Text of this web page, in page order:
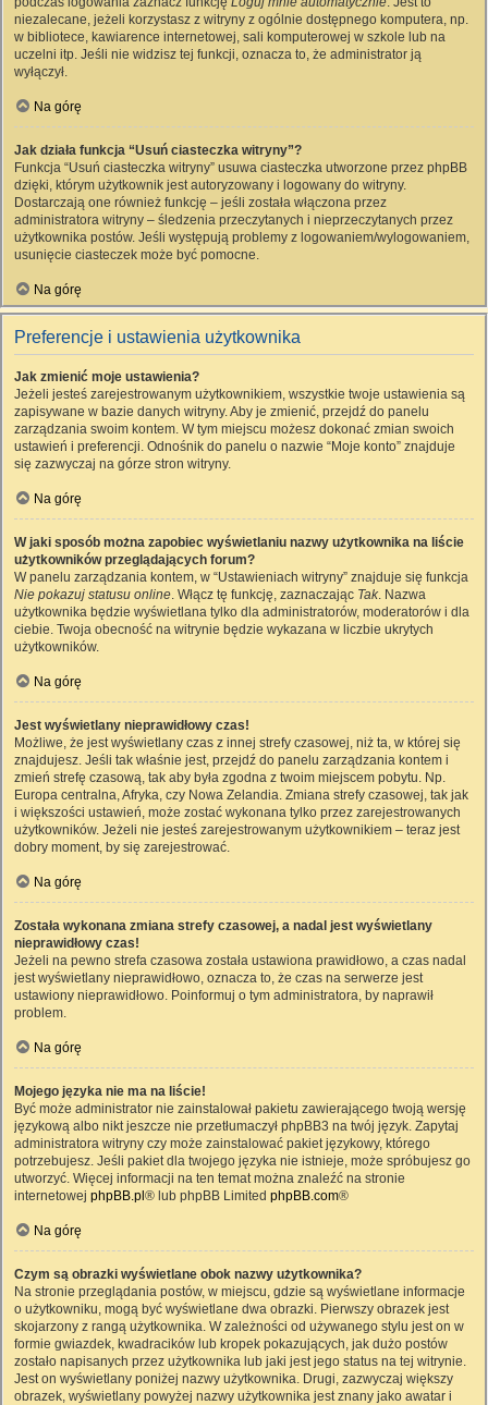
niezalecane, jeżeli korzystasz z witryny z ogólnie dostępnego komputera, np.
w bibliotece, kawiarence internetowej, sali komputerowej w szkole lub na
uczelni itp. Jeśli nie widzisz tej funkcji, oznacza to, że administrator ją
wyłączył.
Na górę
Jak działa funkcja “Usuń ciasteczka witryny”?
Funkcja “Usuń ciasteczka witryny” usuwa ciasteczka utworzone przez phpBB
dzięki, którym użytkownik jest autoryzowany i logowany do witryny.
Dostarczają one również funkcję – jeśli została włączona przez
administratora witryny – śledzenia przeczytanych i nieprzeczytanych przez
użytkownika postów. Jeśli występują problemy z logowaniem/wylogowaniem,
usunięcie ciasteczek może być pomocne.
Na górę
Preferencje i ustawienia użytkownika
Jak zmienić moje ustawienia?
Jeżeli jesteś zarejestrowanym użytkownikiem, wszystkie twoje ustawienia są
zapisywane w bazie danych witryny. Aby je zmienić, przejdź do panelu
zarządzania swoim kontem. W tym miejscu możesz dokonać zmian swoich
ustawień i preferencji. Odnośnik do panelu o nazwie “Moje konto” znajduje
się zazwyczaj na górze stron witryny.
Na górę
W jaki sposób można zapobiec wyświetlaniu nazwy użytkownika na liście
użytkowników przeglądających forum?
W panelu zarządzania kontem, w “Ustawieniach witryny” znajduje się funkcja
Nie pokazuj statusu online. Włącz tę funkcję, zaznaczając Tak. Nazwa
użytkownika będzie wyświetlana tylko dla administratorów, moderatorów i dla
ciebie. Twoja obecność na witrynie będzie wykazana w liczbie ukrytych
użytkowników.
Na górę
Jest wyświetlany nieprawidłowy czas!
Możliwe, że jest wyświetlany czas z innej strefy czasowej, niż ta, w której się
znajdujesz. Jeśli tak właśnie jest, przejdź do panelu zarządzania kontem i
zmień strefę czasową, tak aby była zgodna z twoim miejscem pobytu. Np.
Europa centralna, Afryka, czy Nowa Zelandia. Zmiana strefy czasowej, tak jak
i większości ustawień, może zostać wykonana tylko przez zarejestrowanych
użytkowników. Jeżeli nie jesteś zarejestrowanym użytkownikiem – teraz jest
dobry moment, by się zarejestrować.
Na górę
Została wykonana zmiana strefy czasowej, a nadal jest wyświetlany
nieprawidłowy czas!
Jeżeli na pewno strefa czasowa została ustawiona prawidłowo, a czas nadal
jest wyświetlany nieprawidłowo, oznacza to, że czas na serwerze jest
ustawiony nieprawidłowo. Poinformuj o tym administratora, by naprawił
problem.
Na górę
Mojego języka nie ma na liście!
Być może administrator nie zainstalował pakietu zawierającego twoją wersję
językową albo nikt jeszcze nie przetłumaczył phpBB3 na twój język. Zapytaj
administratora witryny czy może zainstalować pakiet językowy, którego
potrzebujesz. Jeśli pakiet dla twojego języka nie istnieje, może spróbujesz go
utworzyć. Więcej informacji na ten temat można znaleźć na stronie
internetowej phpBB.pl ® lub phpBB Limited phpBB.com®
Na górę
Czym są obrazki wyświetlane obok nazwy użytkownika?
Na stronie przeglądania postów, w miejscu, gdzie są wyświetlane informacje
o użytkowniku, mogą być wyświetlane dwa obrazki. Pierwszy obrazek jest
skojarzony z rangą użytkownika. W zależności od używanego stylu jest on w
formie gwiazdek, kwadracików lub kropek pokazujących, jak dużo postów
zostało napisanych przez użytkownika lub jaki jest jego status na tej witrynie.
Jest on wyświetlany poniżej nazwy użytkownika. Drugi, zazwyczaj większy
obrazek, wyświetlany powyżej nazwy użytkownika jest znany jako awatar i